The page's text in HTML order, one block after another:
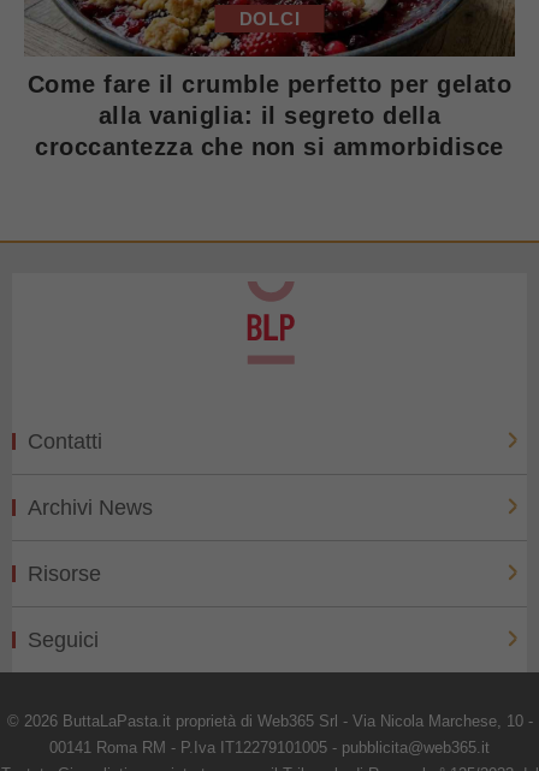
DOLCI
Come fare il crumble perfetto per gelato
alla vaniglia: il segreto della
croccantezza che non si ammorbidisce
Contatti
Archivi News
Risorse
Seguici
© 2026 ButtaLaPasta.it proprietà di Web365 Srl - Via Nicola Marchese, 10 -
00141 Roma RM - P.Iva IT12279101005 - pubblicita@web365.it